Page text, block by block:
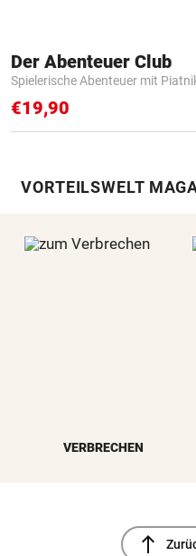
Der Abenteuer Club
Spielerische Abenteuer mit
€19,90
VORTEILSWELT
VERBRECHEN
north